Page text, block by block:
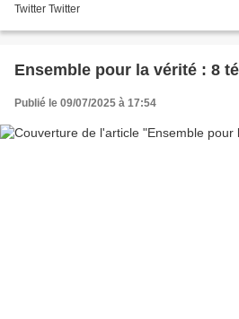
Twitter Twitter
Ensemble pour la vérité : 8
Publié le 09/07/2025 à 17:54